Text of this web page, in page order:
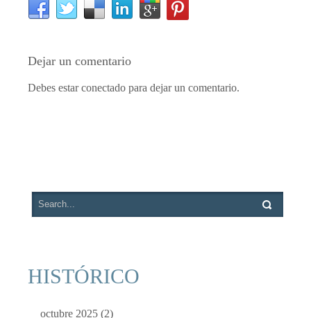
Dejar un comentario
Debes estar conectado para dejar un comentario.
HISTÓRICO
octubre 2025 (2)